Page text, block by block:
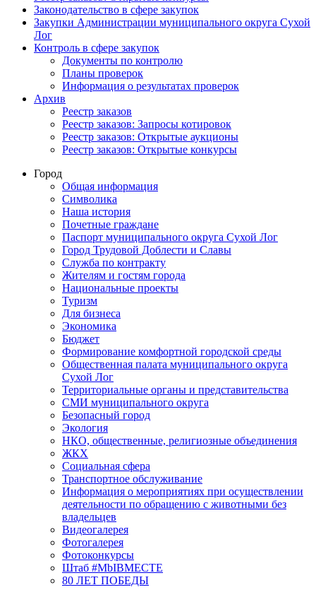
Законодательство в сфере закупок
Закупки Администрации муниципального округа Сухой
Лог
Контроль в сфере закупок
Документы по контролю
Планы проверок
Информация о результатах проверок
Архив
Реестр заказов
Реестр заказов: Запросы котировок
Реестр заказов: Открытые аукционы
Реестр заказов: Открытые конкурсы
Город
Общая информация
Символика
Наша история
Почетные граждане
Паспорт муниципального округа Сухой Лог
Город Трудовой Доблести и Славы
Служба по контракту
Жителям и гостям города
Национальные проекты
Туризм
Для бизнеса
Экономика
Бюджет
Формирование комфортной городской среды
Общественная палата муниципального округа
Сухой Лог
Территориальные органы и представительства
СМИ муниципального округа
Безопасный город
Экология
НКО, общественные, религиозные объединения
ЖКХ
Социальная сфера
Транспортное обслуживание
Информация о мероприятиях при осуществлении
деятельности по обращению с животными без
владельцев
Видеогалерея
Фотогалерея
Фотоконкурсы
Штаб #MbIBMECTE
80 ЛЕТ ПОБЕДЫ